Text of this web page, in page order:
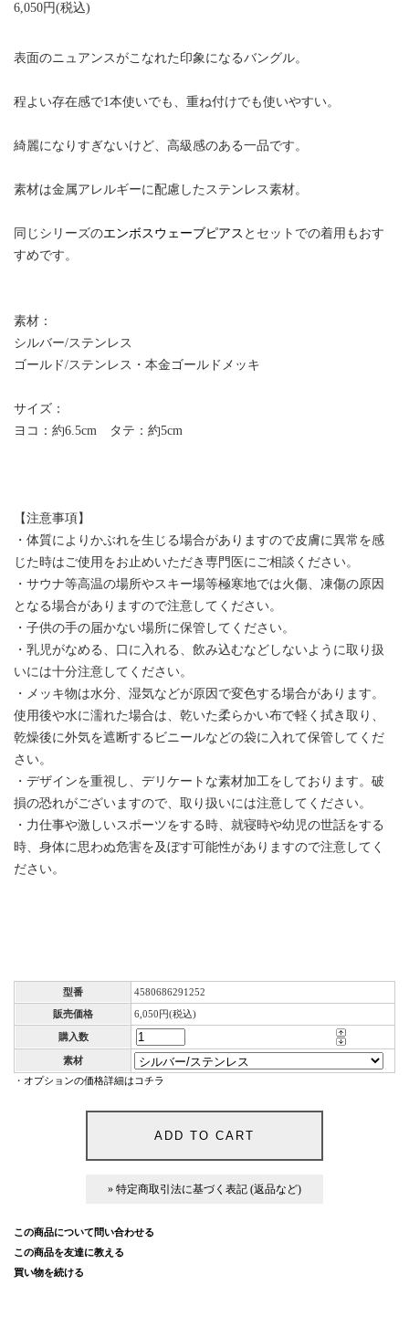
6,050円(税込)
表面のニュアンスがこなれた印象になるバングル。
程よい存在感で1本使いでも、重ね付けでも使いやすい。
綺麗になりすぎないけど、高級感のある一品です。
素材は金属アレルギーに配慮したステンレス素材。
同じシリーズのエンボスウェーブピアス とセットでの着用もおす
すめです。
素材：
シルバー/ステンレス
ゴールド/ステンレス・本金ゴールドメッキ
サイズ：
ヨコ：約6.5cm タテ：約5cm
【注意事項】
・体質によりかぶれを生じる場合がありますので皮膚に異常を感
じた時はご使用をお止めいただき専門医にご相談ください。
・サウナ等高温の場所やスキー場等極寒地では火傷、凍傷の原因
となる場合がありますので注意してください。
・子供の手の届かない場所に保管してください。
・乳児がなめる、口に入れる、飲み込むなどしないように取り扱
いには十分注意してください。
・メッキ物は水分、湿気などが原因で変色する場合があります。
使用後や水に濡れた場合は、乾いた柔らかい布で軽く拭き取り、
乾燥後に外気を遮断するビニールなどの袋に入れて保管してくだ
さい。
・デザインを重視し、デリケートな素材加工をしております。破
損の恐れがございますので、取り扱いには注意してください。
・力仕事や激しいスポーツをする時、就寝時や幼児の世話をする
時、身体に思わぬ危害を及ぼす可能性がありますので注意してく
ださい。
型番
4580686291252
販売価格
6,050円(税込)
購入数
素材
・ オプションの価格詳細はコチラ
» 特定商取引法に基づく表記 (返品など)
この商品について問い合わせる
この商品を友達に教える
買い物を続ける